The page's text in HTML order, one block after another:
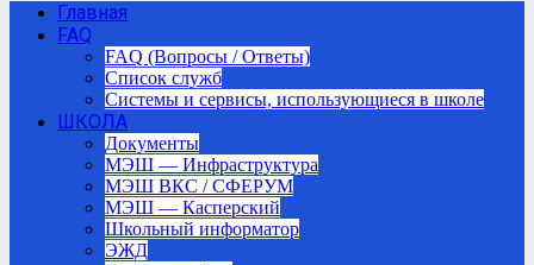
Главная
FAQ
FAQ (Вопросы / Ответы)
Список служб
Системы и сервисы, использующиеся в школе
ШКОЛА
Документы
МЭШ — Инфраструктура
МЭШ ВКС / СФЕРУМ
МЭШ — Касперский
Школьный информатор
ЭЖД